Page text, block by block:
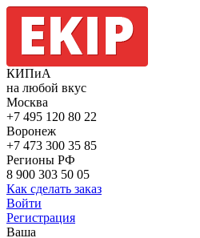
КИПиА
на любой вкус
Москва
+7 495 120 80 22
Воронеж
+7 473 300 35 85
Регионы РФ
8 900 303 50 05
Как сделать заказ
Войти
Регистрация
Ваша